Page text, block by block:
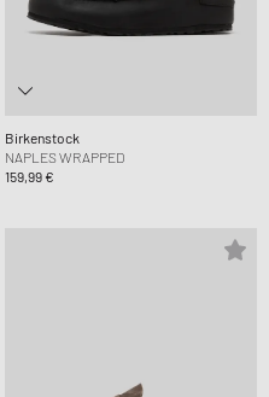
Birkenstock
NAPLES WRAPPED
159,99 €